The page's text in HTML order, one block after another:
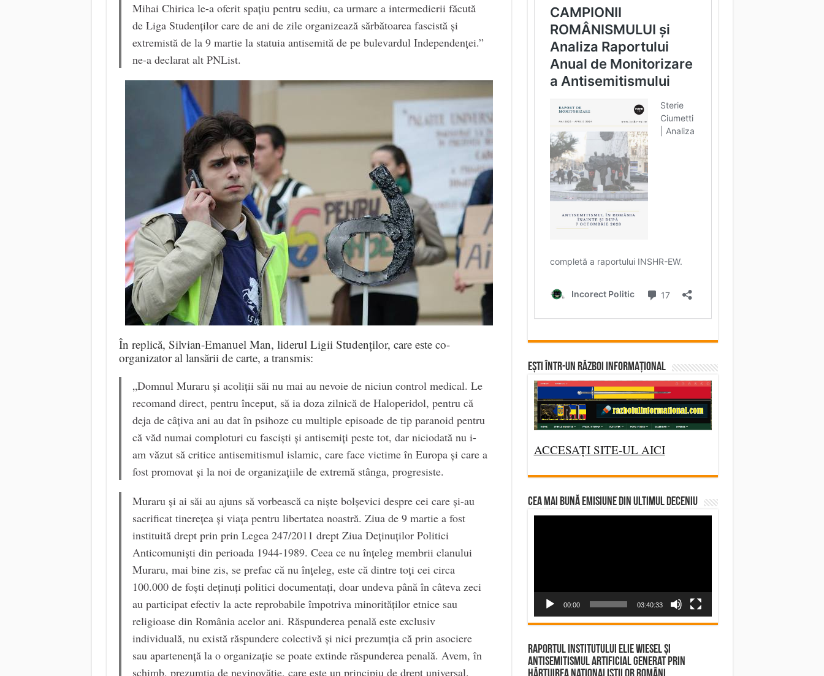
Mihai Chirica le-a oferit spațiu pentru sediu, ca urmare a intermedierii făcută
de Liga Studenților care de ani de zile organizează sărbătoarea fascistă și
extremistă de la 9 martie la statuia antisemită de pe bulevardul Independenței.”
ne-a declarat alt PNList.
În replică, Silvian-Emanuel Man, liderul Ligii Studenților, care este co-
organizator al lansării de carte, a transmis:
„Domnul Muraru și acoliții săi nu mai au nevoie de niciun control medical. Le
recomand direct, pentru început, să ia doza zilnică de Haloperidol, pentru că
deja de câțiva ani au dat în psihoze cu multiple episoade de tip paranoid pentru
că văd numai comploturi cu fasciști și antisemiți peste tot, dar niciodată nu i-
am văzut să critice antisemitismul islamic, care face victime în Europa și care a
fost promovat și la noi de organizațiile de extremă stânga, progresiste.
Muraru și ai săi au ajuns să vorbească ca niște bolșevici despre cei care și-au
sacrificat tinerețea și viața pentru libertatea noastră. Ziua de 9 martie a fost
instituită drept prin prin Legea 247/2011 drept Ziua Deținuților Politici
Anticomuniști din perioada 1944-1989. Ceea ce nu înțeleg membrii clanului
Muraru, mai bine zis, se prefac că nu înțeleg, este că dintre toți cei circa
100.000 de foști deținuți politici documentați, doar undeva până în câteva zeci
au participat efectiv la acte reprobabile împotriva minorităților etnice sau
religioase din România acelor ani. Răspunderea penală este exclusiv
individuală, nu există răspundere colectivă și nici prezumția că prin asociere
sau apartenență la o organizație se poate extinde răspunderea penală. Avem, în
schimb, prezumția de nevinovăție, care este un principiu de drept universal.
Ești într-un RĂZBOI INFORMAȚIONAL
ACCESAȚI SITE-UL AICI
CEA MAI BUNĂ EMISIUNE DIN ULTIMUL DECENIU
00:00 03:40:33
Raportul Institutului Elie Wiesel și
Antisemitismul Artificial Generat prin